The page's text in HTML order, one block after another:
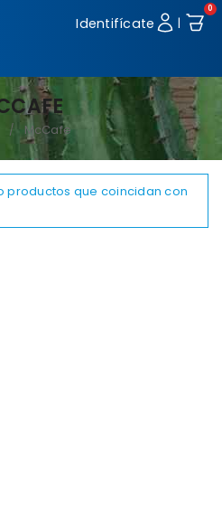
Identifícate |
0
/ McCafe
productos que coincidan con